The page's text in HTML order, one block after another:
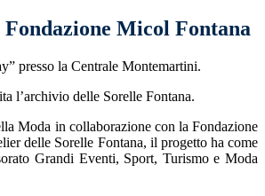
Fondazione Micol Fontana
presso la Centrale Montemartini.
l’archivio delle Sorelle Fontana.
Moda in collaborazione con la Fondazione
delle Sorelle Fontana, il progetto ha come
Grandi Eventi, Sport, Turismo e Moda